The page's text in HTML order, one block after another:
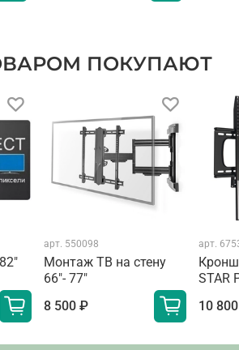
ПОКУПАЮТ
арт. 550098
Монтаж ТВ на стену
66"- 77"
8 500 ₽
арт.
STAR
10